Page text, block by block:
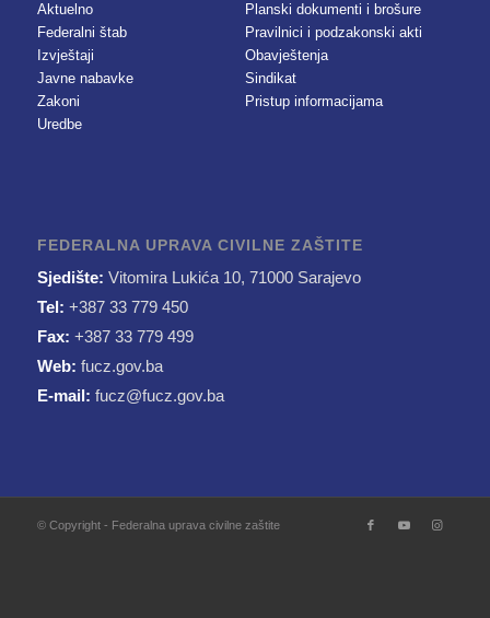
Aktuelno
Federalni štab
Izvještaji
Javne nabavke
Zakoni
Uredbe
Planski dokumenti i brošure
Pravilnici i podzakonski akti
Obavještenja
Sindikat
Pristup informacijama
FEDERALNA UPRAVA CIVILNE ZAŠTITE
Sjedište: Vitomira Lukića 10, 71000 Sarajevo
Tel: +387 33 779 450
Fax: +387 33 779 499
Web: fucz.gov.ba
E-mail: fucz@fucz.gov.ba
© Copyright - Federalna uprava civilne zaštite